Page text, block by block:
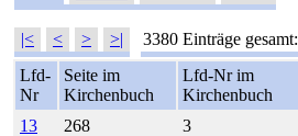
|< < > >| 3380 Einträge gesamt:
Lfd-
Nr
Seite im
Kirchenbuch
Lfd-Nr im
Kirchenbuch
13
268 3